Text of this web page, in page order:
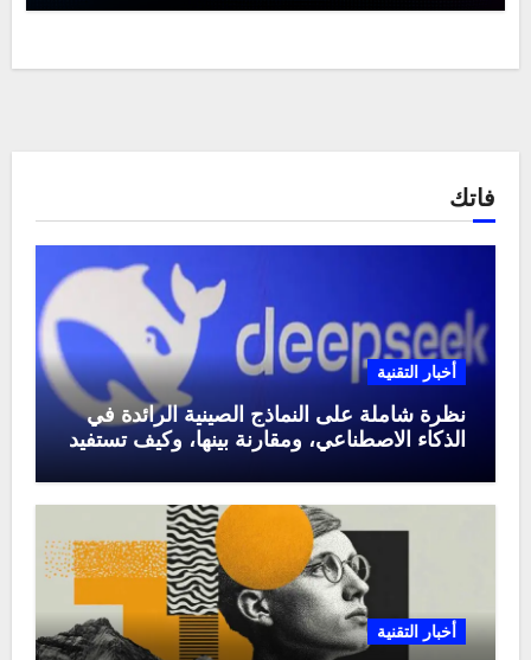
فاتك
أخبار التقنية
نظرة شاملة على النماذج الصينية الرائدة في
الذكاء الاصطناعي، ومقارنة بينها، وكيف تستفيد
أخبار التقنية